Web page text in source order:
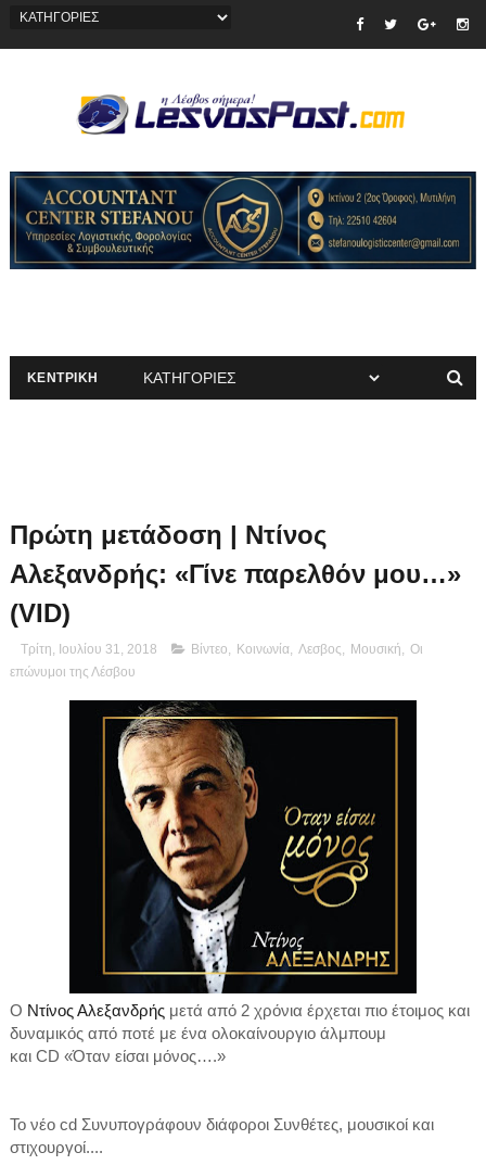
ΚΕΝΤΡΙΚΗ
Πρώτη μετάδοση | Ντίνος
Αλεξανδρής: «Γίνε παρελθόν μου…»
(VID)
Τρίτη, Ιουλίου 31, 2018 Βίντεο Κοινωνία, Λεσβος Μουσική
Οι
επώνυμοι της Λέσβου
Ο Ντίνος Αλεξανδρήςμετά από 2 χρόνια έρχεται πιο έτοιμος και
δυναμικός από ποτέ με ένα ολοκαίνουργιο άλμπουμ
και CD «Όταν είσαι μόνος….»
Το νέο cd Συνυπογράφουν διάφοροι Συνθέτες, μουσικοί και
στιχουργοί....